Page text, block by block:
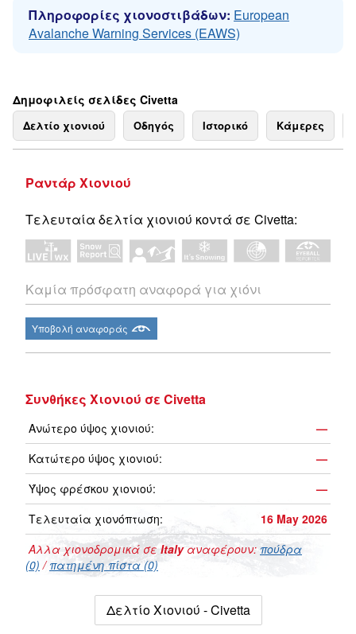
Πληροφορίες χιονοστιβάδων: European
Avalanche Warning Services (EAWS)
Δημοφιλείς σελίδες Civetta
Δελτίο χιονιού Οδηγός Ιστορικό Κάμερες
Ραντάρ Χιονιού
Τελευταία δελτία χιονιού κοντά σε Civetta:
Καμία πρόσφατη αναφορά για χιόνι
Υποβολή αναφοράς
Συνθήκες Χιονιού σε Civetta
Ανώτερο ύψος χιονιού:
—
Κατώτερο ύψος χιονιού:
—
Ύψος φρέσκου χιονιού:
—
Τελευταία χιονόπτωση:
16 May 2026
Αλλα χιονοδρομικά σεItalyαναφέρουν: πούδρα
(0) /πατημένη πίστα (0)
Δελτίο Χιονιού - Civetta